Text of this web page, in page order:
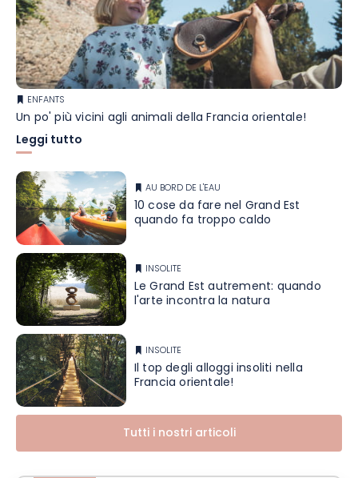
ENFANTS
Un po' più vicini agli animali della Francia orientale!
Leggi tutto
AU BORD DE L'EAU
10 cose da fare nel Grand Est
quando fa troppo caldo
INSOLITE
Le Grand Est autrement: quando
l'arte incontra la natura
INSOLITE
Il top degli alloggi insoliti nella
Francia orientale!
Tutti i nostri articoli